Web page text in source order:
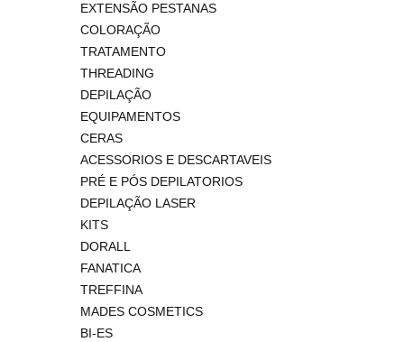
EXTENSÃO PESTANAS
COLORAÇÃO
TRATAMENTO
THREADING
DEPILAÇÃO
EQUIPAMENTOS
CERAS
ACESSORIOS E DESCARTAVEIS
PRÉ E PÓS DEPILATORIOS
DEPILAÇÃO LASER
KITS
DORALL
FANATICA
TREFFINA
MADES COSMETICS
BI-ES